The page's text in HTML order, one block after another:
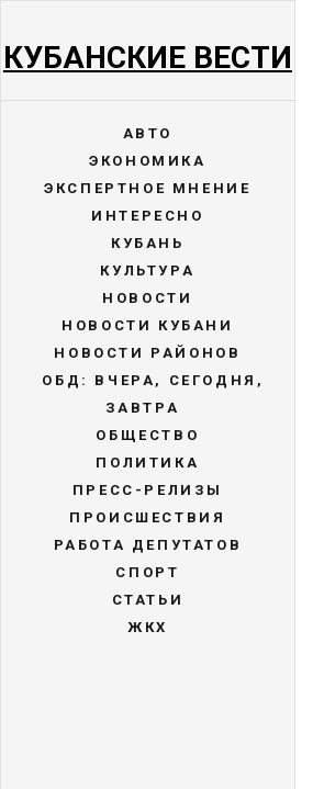
КУБАНСКИЕ ВЕСТИ
АВТО
ЭКОНОМИКА
ЭКСПЕРТНОЕ МНЕНИЕ
ИНТЕРЕСНО
КУБАНЬ
КУЛЬТУРА
НОВОСТИ
НОВОСТИ КУБАНИ
НОВОСТИ РАЙОНОВ
ОБД: ВЧЕРА, СЕГОДНЯ,
ЗАВТРА
ОБЩЕСТВО
ПОЛИТИКА
ПРЕСС-РЕЛИЗЫ
ПРОИСШЕСТВИЯ
РАБОТА ДЕПУТАТОВ
СПОРТ
СТАТЬИ
ЖКХ